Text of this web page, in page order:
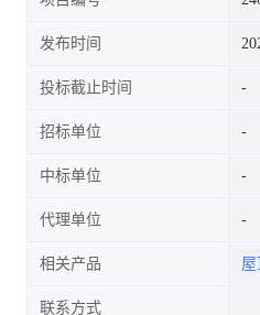
发布时间
投标截止时间
招标单位
中标单位
代理单位
相关产品
联系方式